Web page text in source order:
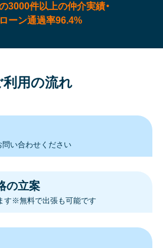
3000件以上の仲介実績・
ーン通過率96.4%
利用の流れ
問い合わせください
の立案
す※無料で出張も可能です